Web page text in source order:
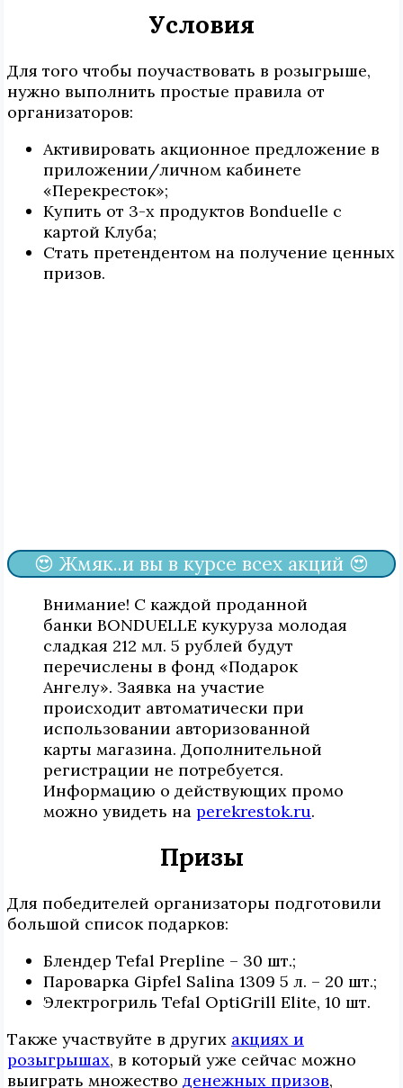
Условия
Для того чтобы поучаствовать в розыгрыше,
нужно выполнить простые правила от
организаторов:
Активировать акционное предложение в
приложении/личном кабинете
«Перекресток»;
Купить от 3-х продуктов Bonduelle с
картой Клуба;
Стать претендентом на получение ценных
призов.
😍 Жмяк..и вы в курсе всех акций 😍
Внимание! С каждой проданной
банки BONDUELLE кукуруза молодая
сладкая 212 мл. 5 рублей будут
перечислены в фонд «Подарок
Ангелу». Заявка на участие
происходит автоматически при
использовании авторизованной
карты магазина. Дополнительной
регистрации не потребуется.
Информацию о действующих промо
можно увидеть на perekrestok.ru.
Призы
Для победителей организаторы подготовили
большой список подарков:
Блендер Tefal Prepline – 30 шт.;
Пароварка Gipfel Salina 1309 5 л. – 20 шт.;
Электрогриль Tefal OptiGrill Elite, 10 шт.
Также участвуйте в других акциях и
розыгрышах, в который уже сейчас можно
выиграть множество денежных призов,